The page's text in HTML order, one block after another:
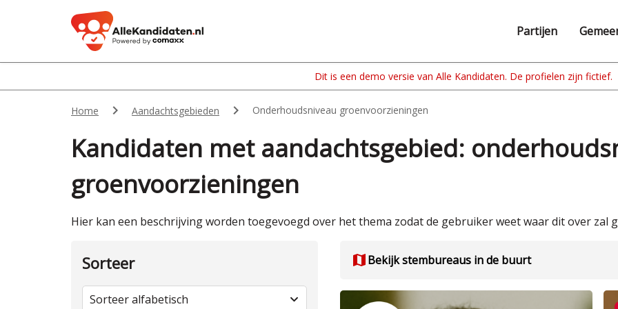
Partijen
Home  Aandachtsgebieden  Onderhoudsniveau groenvoorzieningen
Kandidaten met aandachtsgebied:
groenvoorzieningen
Hier kan een beschrijving worden toegevoegd over het thema zodat de gebruiker weet waar dit over zal
Sorteer
Sorteer alfabetisch
mapBekijk stembureaus in de buurt